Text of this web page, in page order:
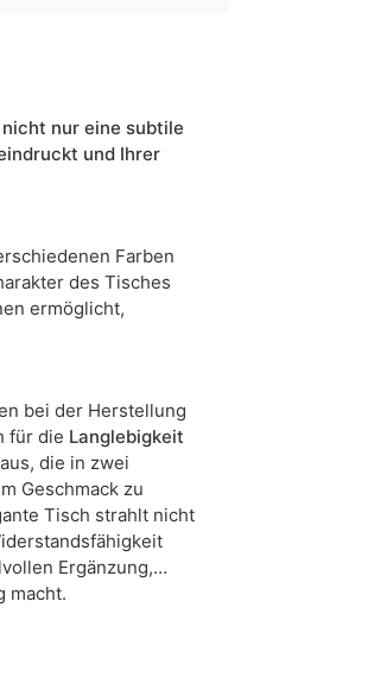
von +/- 2–3 cm möglich.
nur eine subtile
und Ihrer
Farben
des Tisches
ermöglicht,
bei der Herstellung
für die Langlebigkeit
aus, die in zwei
Geschmack zu
Tisch strahlt nicht
Ergänzung,
macht.